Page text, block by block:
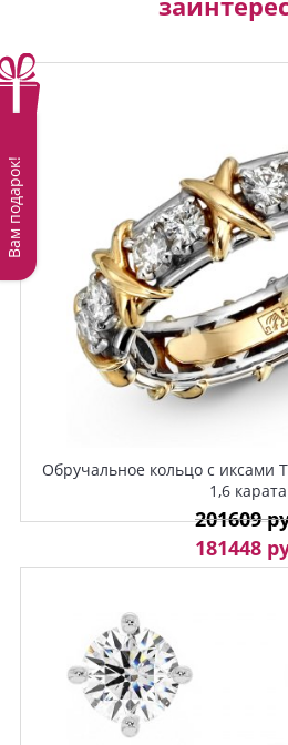
Обручальное кольцо с иксами
1,6 карата
201609
181448
Вам подарок!